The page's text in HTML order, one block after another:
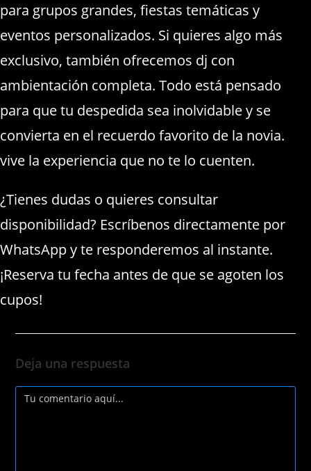
para grupos grandes, fiestas temáticas y
eventos personalizados. Si quieres algo más
exclusivo, también ofrecemos dj con
ambientación completa. Todo está pensado
para que tu despedida sea inolvidable y se
convierta en el recuerdo favorito de la novia.
vive la experiencia que no te lo cuenten.
¿Tienes dudas o quieres consultar
disponibilidad? Escríbenos directamente por
WhatsApp y te responderemos al instante.
¡Reserva tu fecha antes de que se agoten los
cupos!
Deja una respuesta
Comentario